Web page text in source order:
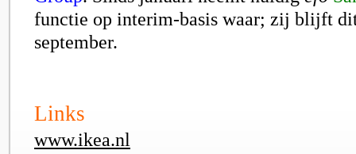
functie op interim-basis waar; zij blijft
september.
Links
www.ikea.nl